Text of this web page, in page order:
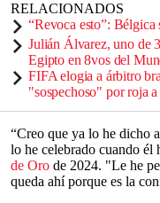
RELACIONADOS
“Revoca esto”:
Julián Álvarez, uno de
Egipto en 8vos del
FIFA elogia a árbitro
"sospechoso" por roja
“Creo que ya lo he dicho
lo he celebrado cuando él
de Oro de 2024. "Le he
queda ahí porque es la